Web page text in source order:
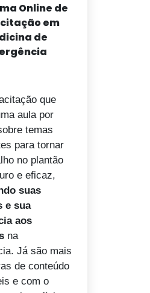
Online de
em
de
que
aula por
temas
para tornar
no plantão
e eficaz,
suas
e sua
aos
na
Já são mais
de conteúdo
e com o